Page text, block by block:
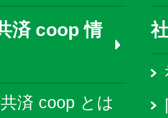
済 coop 情
済 coop とは